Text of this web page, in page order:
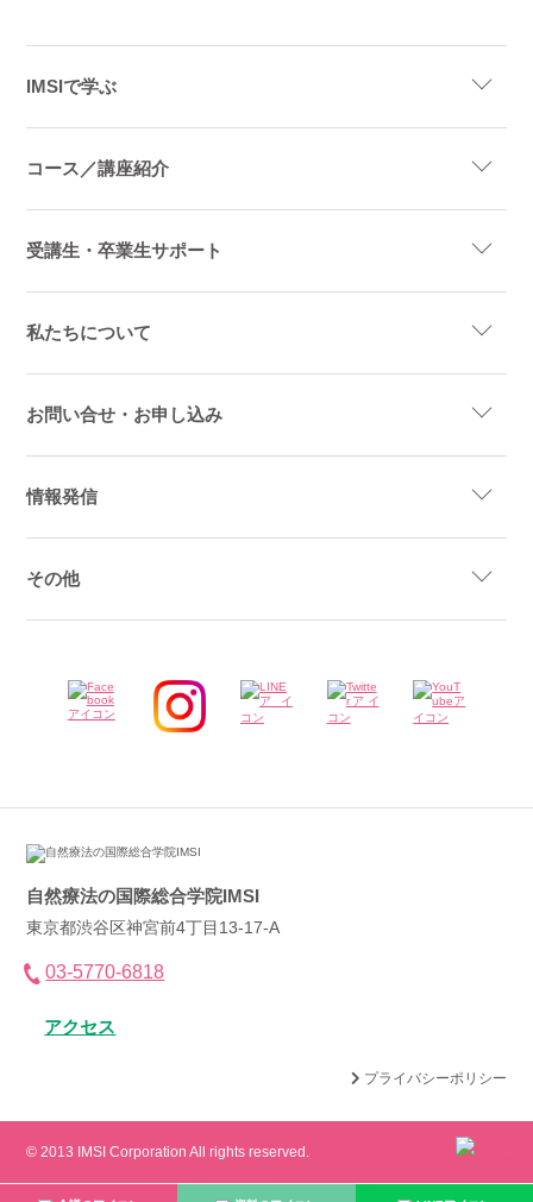
IMSIで学ぶ
コース／講座紹介
受講生・卒業生サポート
私たちについて
お問い合せ・お申し込み
情報発信
その他
自然療法の国際総合学院IMSI
東京都渋谷区神宮前4丁目13-17-A
03-5770-6818
アクセス
プライバシーポリシー
© 2013 IMSI Corporation All rights reserved.